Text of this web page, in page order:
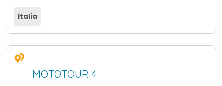
Italia
MOTOTOUR 4